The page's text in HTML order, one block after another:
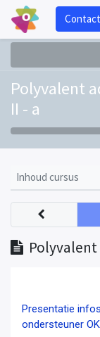
Polyvalent
II - a
Inhoud cursus
Presentatie
ondersteuner